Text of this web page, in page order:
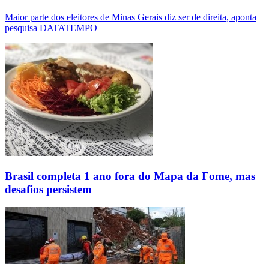
Maior parte dos eleitores de Minas Gerais diz ser de direita, aponta
pesquisa DATATEMPO
Brasil completa 1 ano fora do Mapa da Fome, mas
desafios persistem